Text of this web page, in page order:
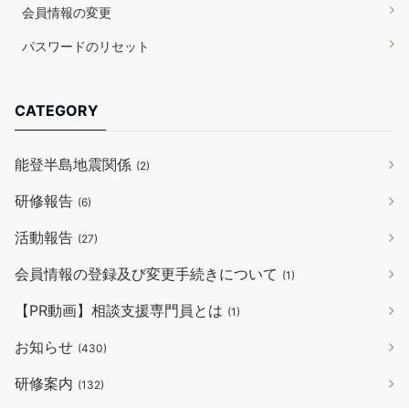
会員情報の変更
パスワードのリセット
CATEGORY
能登半島地震関係 (2)
研修報告 (6)
活動報告 (27)
会員情報の登録及び変更手続きについて (1)
【PR動画】相談支援専門員とは (1)
お知らせ (430)
研修案内 (132)